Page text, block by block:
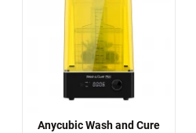
Anycubic Wash and Cure